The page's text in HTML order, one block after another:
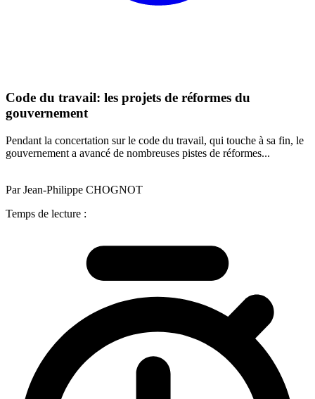
Code du travail: les projets de réformes du
gouvernement
Pendant la concertation sur le code du travail, qui touche à sa fin, le
gouvernement a avancé de nombreuses pistes de réformes...
Par Jean-Philippe CHOGNOT
Temps de lecture :